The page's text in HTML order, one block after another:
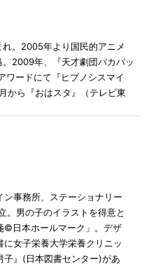
。2005年より国民的アニメ
。2009年、『天才劇団バカバッ
ワードにて『ヒプノシスマイ
から『おはスタ』（テレビ東
事務所、ステーショナリー
。男の子のイラストを得意と
©︎日本ホールマーク」。デザ
女子栄養大学栄養クリニッ
子』(日本図書センター)があ